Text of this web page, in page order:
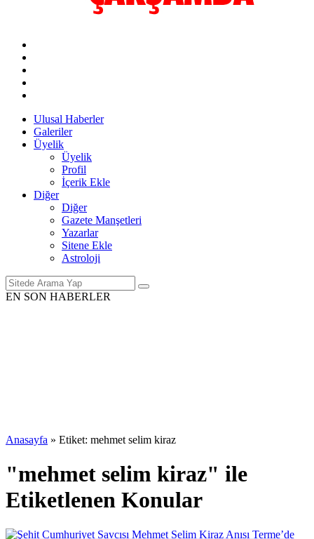
Ulusal Haberler
Galeriler
Üyelik
Üyelik
Profil
İçerik Ekle
Diğer
Diğer
Gazete Manşetleri
Yazarlar
Sitene Ekle
Astroloji
EN SON HABERLER
Anasayfa » Etiket: mehmet selim kiraz
"mehmet selim kiraz" ile
Etiketlenen Konular